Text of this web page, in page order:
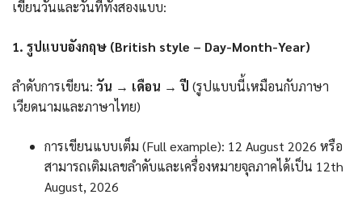
เขียนวันและวันที่ทั้งสองแบบ:
1. รูปแบบอังกฤษ (British style – Day-Month-Year)
ลำดับการเขียน: วัน → เดือน → ปี (รูปแบบนี้เหมือนกับภาษา
เวียดนามและภาษาไทย)
การเขียนแบบเต็ม (Full example): 12 August 2026 หรือ
สามารถเติมเลขลำดับและเครื่องหมายจุลภาคได้เป็น 12th
August, 2026